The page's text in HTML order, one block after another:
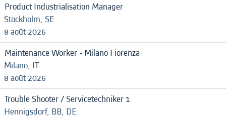
Product Industrialisation Manager
Stockholm, SE
8 août 2026
Maintenance Worker - Milano Fiorenza
Milano, IT
8 août 2026
Trouble Shooter / Servicetechniker 1
Hennigsdorf, BB, DE